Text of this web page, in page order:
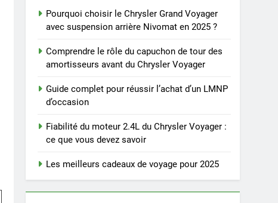
Pourquoi choisir le Chrysler Grand Voyager
avec suspension arrière Nivomat en 2025 ?
Comprendre le rôle du capuchon de tour des
amortisseurs avant du Chrysler Voyager
Guide complet pour réussir l’achat d’un LMNP
d’occasion
Fiabilité du moteur 2.4L du Chrysler Voyager :
ce que vous devez savoir
Les meilleurs cadeaux de voyage pour 2025